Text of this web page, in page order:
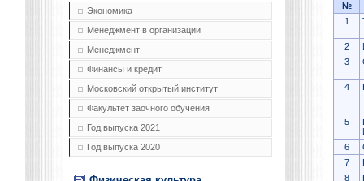
Экономика
Менеджмент в организации
Менеджмент
Финансы и кредит
Московский открытый институт
Факультет заочного обучения
Год выпуска 2021
Год выпуска 2020
№
1
2
3
4
5
6
7
8